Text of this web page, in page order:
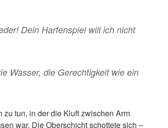
Dein Harfenspiel will ich nicht
Wasser, die Gerechtigkeit wie ein
tun, in der die Kluft zwischen Arm
war. Die Oberschicht schottete sich –